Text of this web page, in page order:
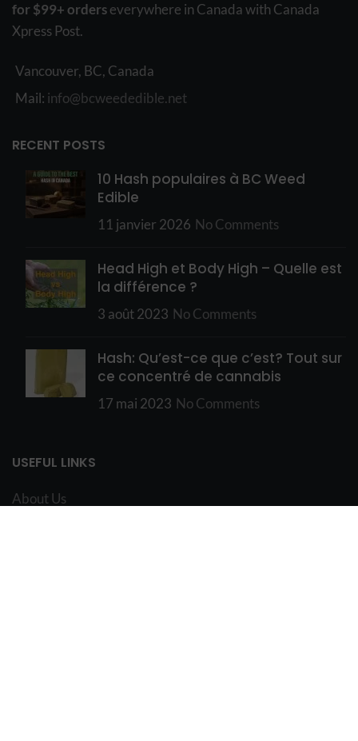
for $99+ orderseverywhere in Canada with Canada
Xpress Post.
Vancouver, BC, Canada
Mail: info@bcweededible.net
RECENT POSTS
10 Hash populaires à BC Weed
Edible
11 janvier 2026 No Comments
Head High et Body High – Quelle est
la différence ?
3 août 2023 No Comments
Hash: Qu’est-ce que c’est? Tout sur
ce concentré de cannabis
17 mai 2023 No Comments
USEFUL LINKS
About Us